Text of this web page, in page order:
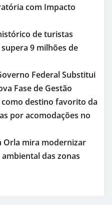
com Impacto
de turistas
9 milhões de
Federal Substitui
Fase de Gestão
destino favorito da
por acomodações no
Orla mira modernizar
das zonas